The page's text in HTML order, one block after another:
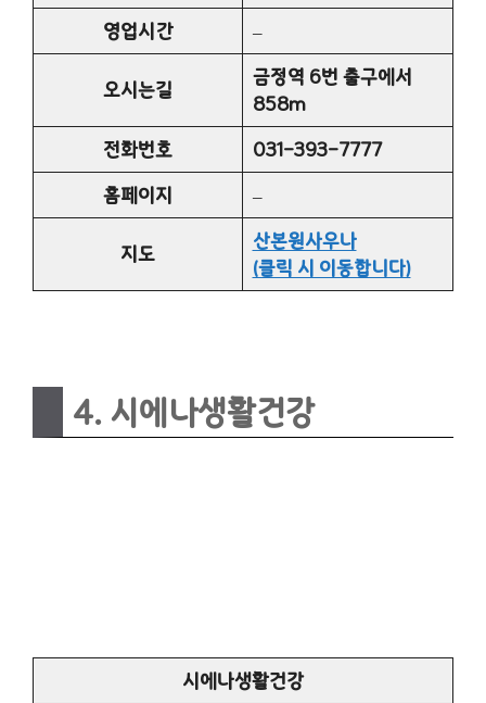
영업시간
–
오시는길
금정역 6번 출구에서
858m
전화번호
031-393-7777
홈페이지
–
지도
산본원사우나
(클릭 시 이동합니다)
4. 시에나생활건강
시에나생활건강